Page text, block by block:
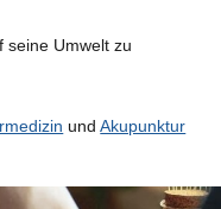
seine Umwelt zu
undAkupunktur